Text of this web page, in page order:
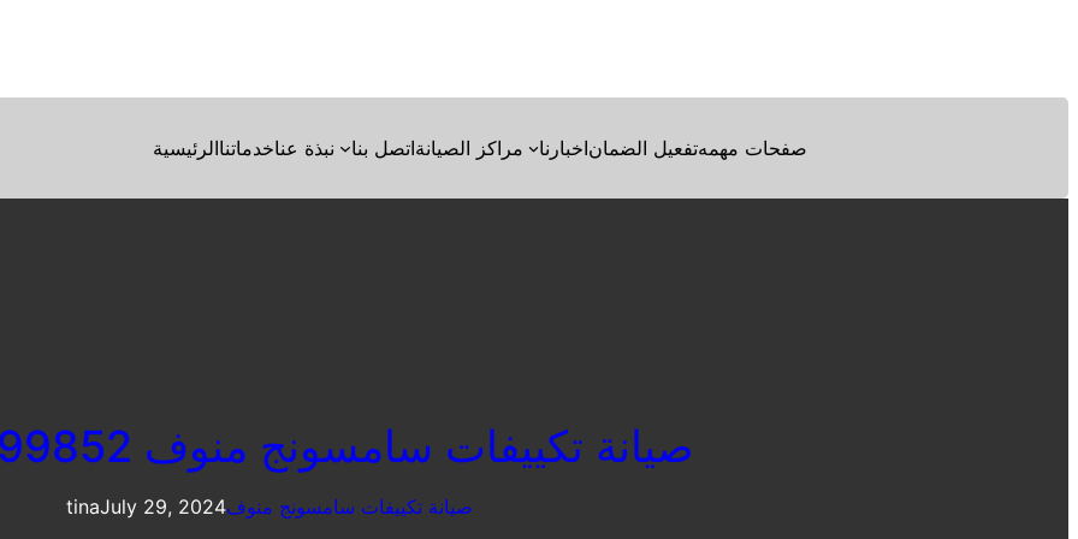
الرئيسيةخدماتنانبذة عنا اتصل بنامراكز الصيانة اخبارناتفعيل الضمانصفحات مهمه
صيانة تكييفات سامسونج منوف 01210999852
tinaJuly 29, 2024صيانة تكييفات سامسونج منوف